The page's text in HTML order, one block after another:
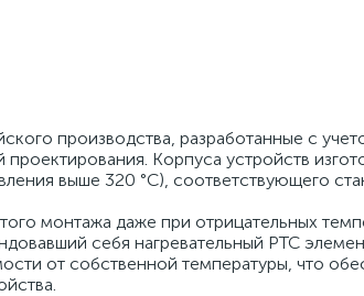
производства, разработанные с
Корпуса устройств
выше 320 °С), соответствующего
монтажа даже при отрицательных
себя нагревательный PTC
от собственной температуры, что